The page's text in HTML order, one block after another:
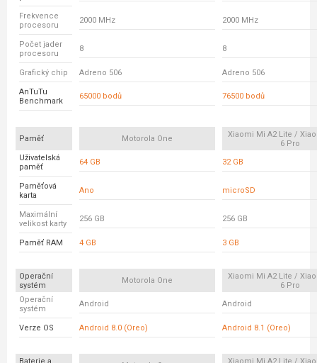
Frekvence
procesoru
2000 MHz 2000 MHz
Počet jader
procesoru
8 8
Grafický chip Adreno 506 Adreno 506
AnTuTu
Benchmark
65000 bodů 76500 bodů
Paměť Motorola One
Xiaomi Mi A2 Lite /
6 Pro
Uživatelská
paměť
64 GB 32 GB
Paměťová
karta
Ano microSD
Maximální
velikost karty
256 GB 256 GB
Paměť RAM 4 GB 3 GB
Operační
systém
Motorola One
Xiaomi Mi A2 Lite /
6 Pro
Operační
systém
Android Android
Verze OS Android 8.0 (Oreo) Android 8.1 (Oreo)